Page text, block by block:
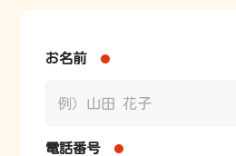
お名前
電話番号